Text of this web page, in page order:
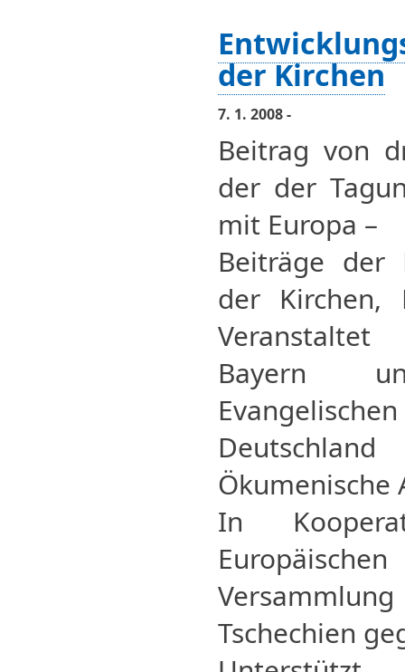
der Kirchen
7. 1. 2008 -
Beitrag von
der der
mit Europa –
Beiträge der
der Kirchen,
Veranstaltet
Bayern
Ökumenische
In
Tschechien